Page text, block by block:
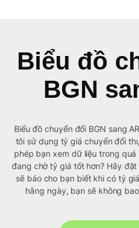
Biểu đồ
BGN
Biểu đồ chuyển đổi BGN sang
tôi sử dụng tỷ giá chuyển đổi
phép bạn xem dữ liệu trong
đang chờ tỷ giá tốt hơn? Hãy
sẽ báo cho bạn biết khi có tỷ
hằng ngày, bạn sẽ không